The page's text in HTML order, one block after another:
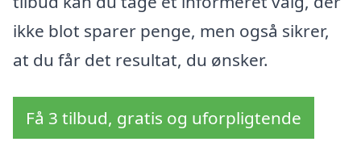
ikke blot sparer penge, men også sikrer,
at du får det resultat, du ønsker.
Få 3 tilbud, gratis og uforpligtende